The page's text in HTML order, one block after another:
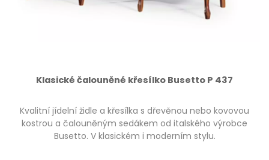
Klasické čalouněné křesílko Busetto P 437
Kvalitní jídelní židle a křesílka s dřevěnou nebo kovovou
kostrou a čalouněným sedákem od italského výrobce
Busetto. V klasickém i moderním stylu.